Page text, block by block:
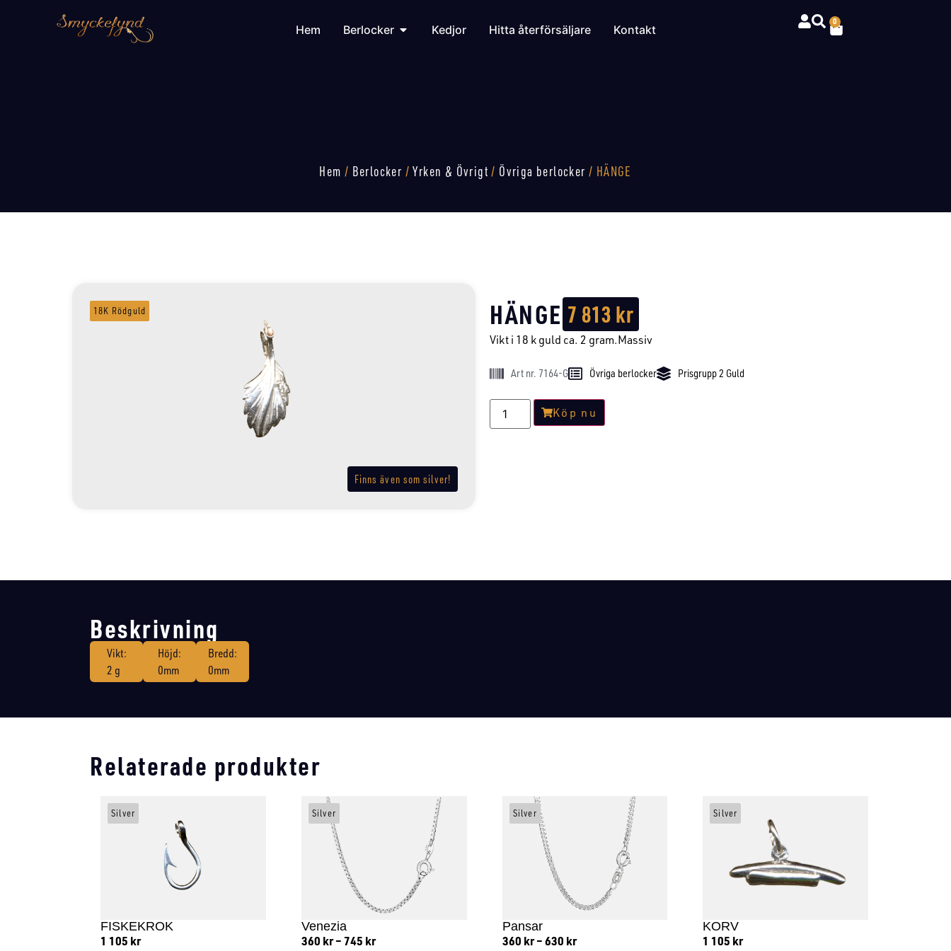
Hem Berlocker Kedjor Hitta återförsäljare Kontakt
0
Hem / Berlocker /Yrken & Övrigt / Övriga berlocker / HÄNGE
Finns även som silver!
18K Rödguld HÄNGE 7 813kr
Vikt i 18 k guld ca. 2 gram.Massiv
Art nr. 7164-G Övriga berlocker Prisgrupp 2 Guld
Köp nu
Beskrivning
Vikt:
2 g
Höjd:
0mm
Bredd:
0mm
Relaterade produkter
FISKEKROK
1 105 kr
Silver
Venezia
360 kr –745 kr
Silver
Pansar
360 kr –630 kr
Silver
KORV
1 105 kr
Silver